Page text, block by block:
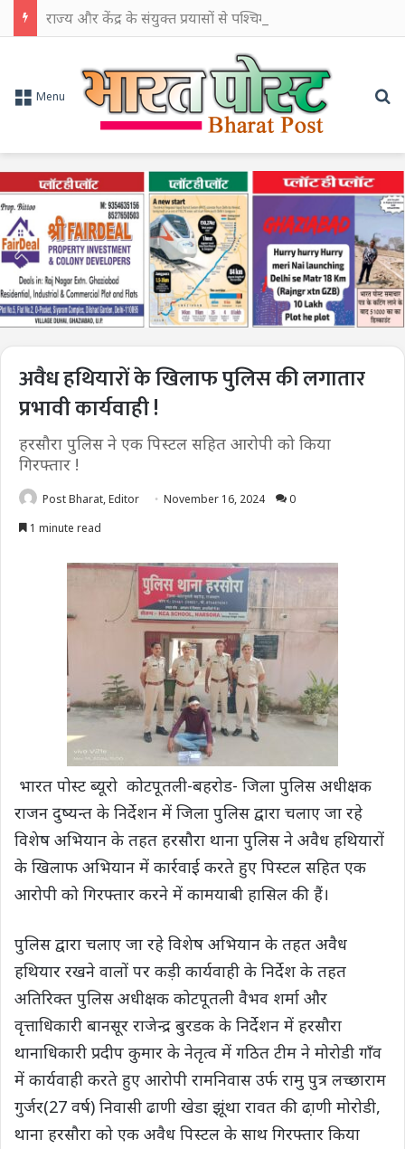
Menu
अवैध हथियारों के खिलाफ पुलिस की लगातार
प्रभावी कार्यवाही !
हरसौरा पुलिस ने एक पिस्टल सहित आरोपी को किया
गिरफ्तार !
Post Bharat, Editor November 16, 2024
0
1 minute read
भारत पोस्ट ब्यूरो कोटपूतली-बहरोड- जिला पुलिस अधीक्षक
राजन दुष्यन्त के निर्देशन में जिला पुलिस द्वारा चलाए जा रहे
विशेष अभियान के तहत हरसौरा थाना पुलिस ने अवैध हथियारों
के खिलाफ अभियान में कार्रवाई करते हुए पिस्टल सहित एक
आरोपी को गिरफ्तार करने में कामयाबी हासिल की हैं।
पुलिस द्वारा चलाए जा रहे विशेष अभियान के तहत अवैध
हथियार रखने वालों पर कड़ी कार्यवाही के निर्देश के तहत
अतिरिक्त पुलिस अधीक्षक कोटपूतली वैभव शर्मा और
वृत्ताधिकारी बानसूर राजेन्द्र बुरडक के निर्देशन में हरसौरा
थानाधिकारी प्रदीप कुमार के नेतृत्व में गठित टीम ने मोरोडी गाँव
में कार्यवाही करते हुए आरोपी रामनिवास उर्फ रामु पुत्र लच्छाराम
गुर्जर(27 वर्ष) निवासी ढाणी खेडा झूंथा रावत की ढा़णी मोरोडी,
थाना हरसौरा को एक अवैध पिस्टल के साथ गिरफ्तार किया